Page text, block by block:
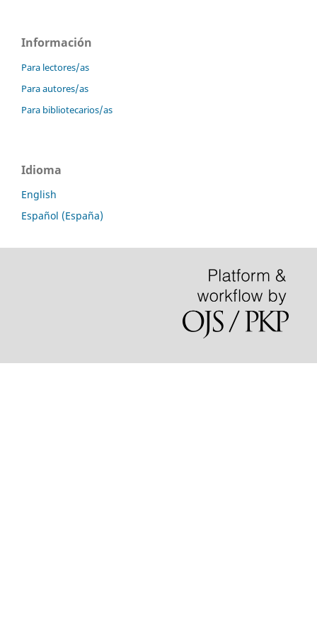
Información
Para lectores/as
Para autores/as
Para bibliotecarios/as
Idioma
English
Español (España)